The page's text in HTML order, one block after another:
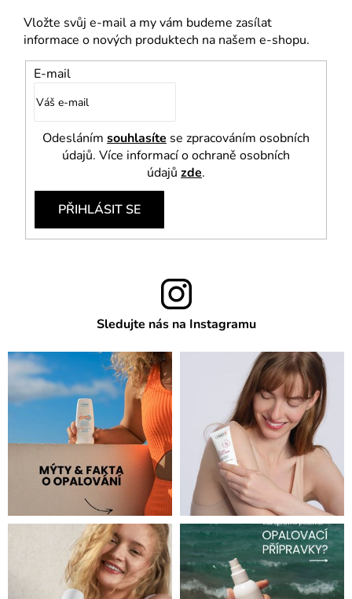
Vložte svůj e-mail a my vám budeme zasílat
informace o nových produktech na našem e-shopu.
E-mail
Odesláním souhlasíte se zpracováním osobních
údajů. Více informací o ochraně osobních
údajů zde.
PŘIHLÁSIT SE
Sledujte nás na Instagramu